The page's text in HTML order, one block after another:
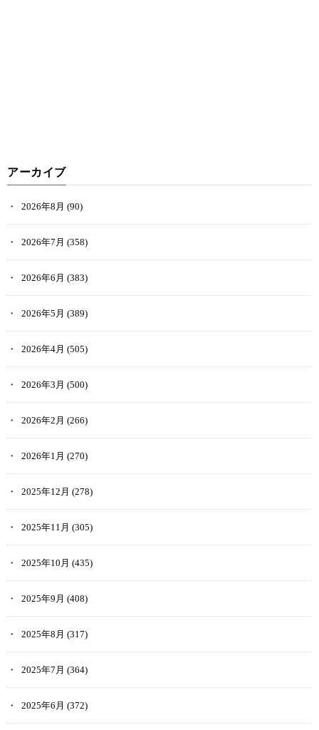
アーカイブ
2026年8月 (90)
2026年7月 (358)
2026年6月 (383)
2026年5月 (389)
2026年4月 (505)
2026年3月 (500)
2026年2月 (266)
2026年1月 (270)
2025年12月 (278)
2025年11月 (305)
2025年10月 (435)
2025年9月 (408)
2025年8月 (317)
2025年7月 (364)
2025年6月 (372)